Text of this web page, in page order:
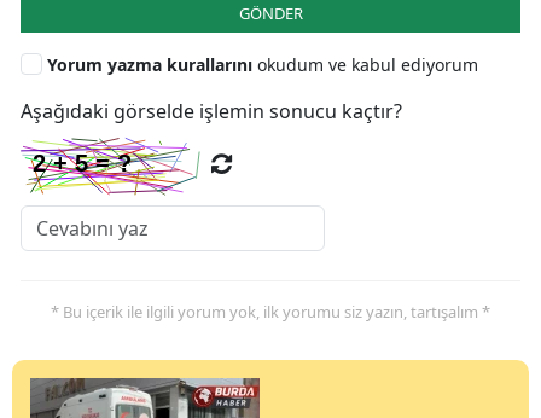
GÖNDER
Yorum yazma kurallarını okudum ve kabul ediyorum
Aşağıdaki görselde işlemin sonucu kaçtır?
* Bu içerik ile ilgili yorum yok, ilk yorumu siz yazın, tartışalım *